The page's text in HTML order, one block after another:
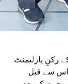
رکنِ پارلیمنٹ
اس سے قبل